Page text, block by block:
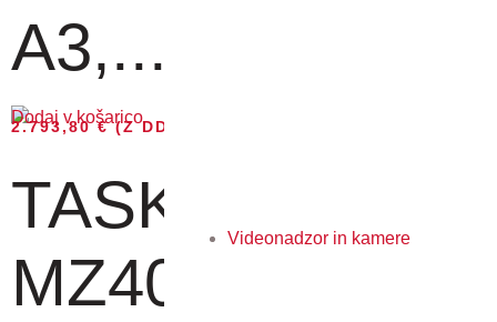
Videonadzor in kamere
A3,...
2.793,80€(Z DDV)
Dodaj v košarico
TASKalfa
MZ4000i - ČB